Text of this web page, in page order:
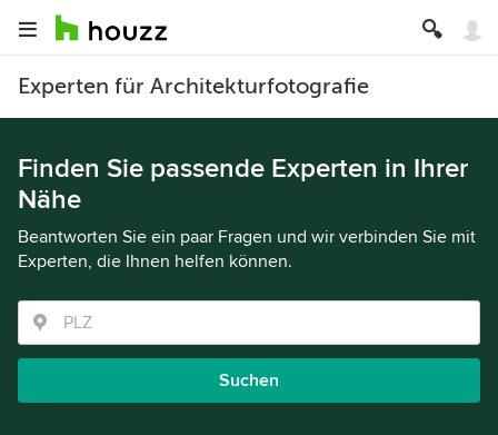
Experten für Architekturfotografie
Finden Sie passende Experten in Ihrer
Nähe
Beantworten Sie ein paar Fragen und wir verbinden Sie mit
Experten, die Ihnen helfen können.
Suchen